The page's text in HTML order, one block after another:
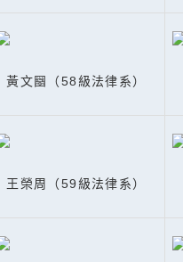
黃文圝（58級法律系）
王榮周（59級法律系）